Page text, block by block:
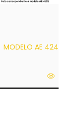
MODELO AE